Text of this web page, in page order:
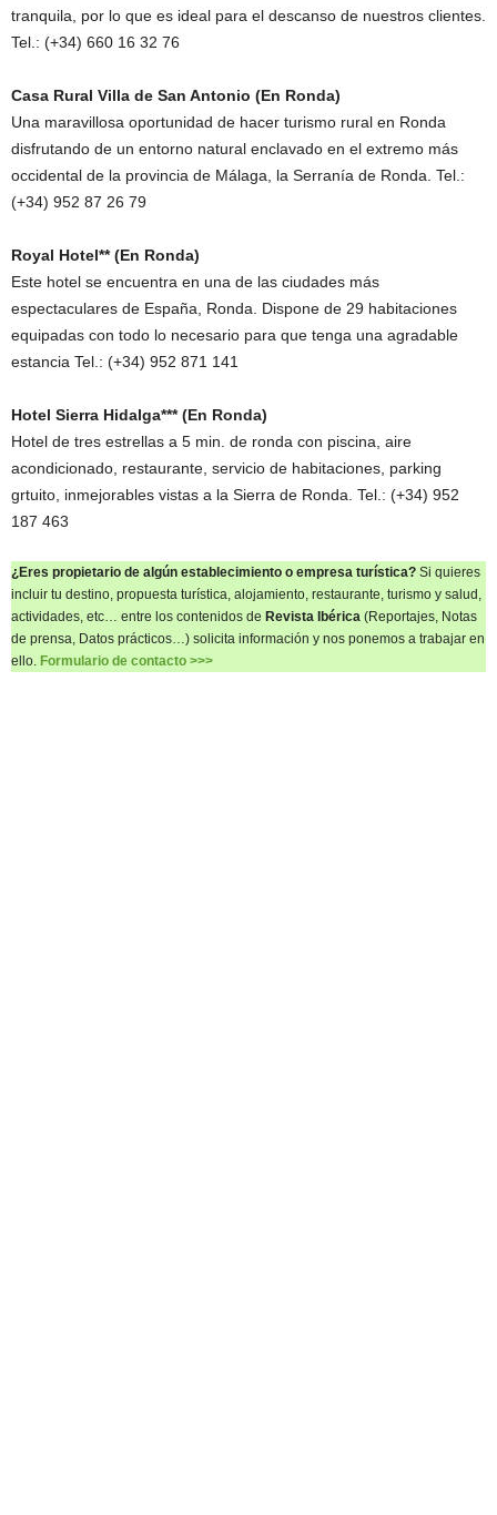
tranquila, por lo que es ideal para el descanso de nuestros clientes.
Tel.: (+34) 660 16 32 76
Casa Rural Villa de San Antonio (En Ronda)
Una maravillosa oportunidad de hacer turismo rural en Ronda
disfrutando de un entorno natural enclavado en el extremo más
occidental de la provincia de Málaga, la Serranía de Ronda. Tel.:
(+34) 952 87 26 79
Royal Hotel** (En Ronda)
Este hotel se encuentra en una de las ciudades más
espectaculares de España, Ronda. Dispone de 29 habitaciones
equipadas con todo lo necesario para que tenga una agradable
estancia Tel.: (+34) 952 871 141
Hotel Sierra Hidalga*** (En Ronda)
Hotel de tres estrellas a 5 min. de ronda con piscina, aire
acondicionado, restaurante, servicio de habitaciones, parking
grtuito, inmejorables vistas a la Sierra de Ronda. Tel.: (+34) 952
187 463
¿Eres propietario de algún establecimiento o empresa turística? Si quieres
incluir tu destino, propuesta turística, alojamiento, restaurante, turismo y salud,
actividades, etc… entre los contenidos de Revista Ibérica (Reportajes, Notas
de prensa, Datos prácticos…) solicita información y nos ponemos a trabajar en
ello. Formulario de contacto >>>